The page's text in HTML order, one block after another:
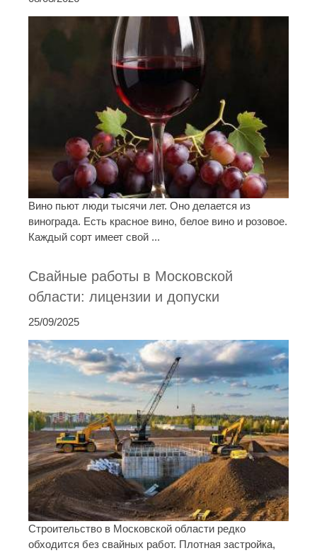
Вино пьют люди тысячи лет. Оно делается из
винограда. Есть красное вино, белое вино и розовое.
Каждый сорт имеет свой ...
Свайные работы в Московской
области: лицензии и допуски
25/09/2025
Строительство в Московской области редко
обходится без свайных работ. Плотная застройка,